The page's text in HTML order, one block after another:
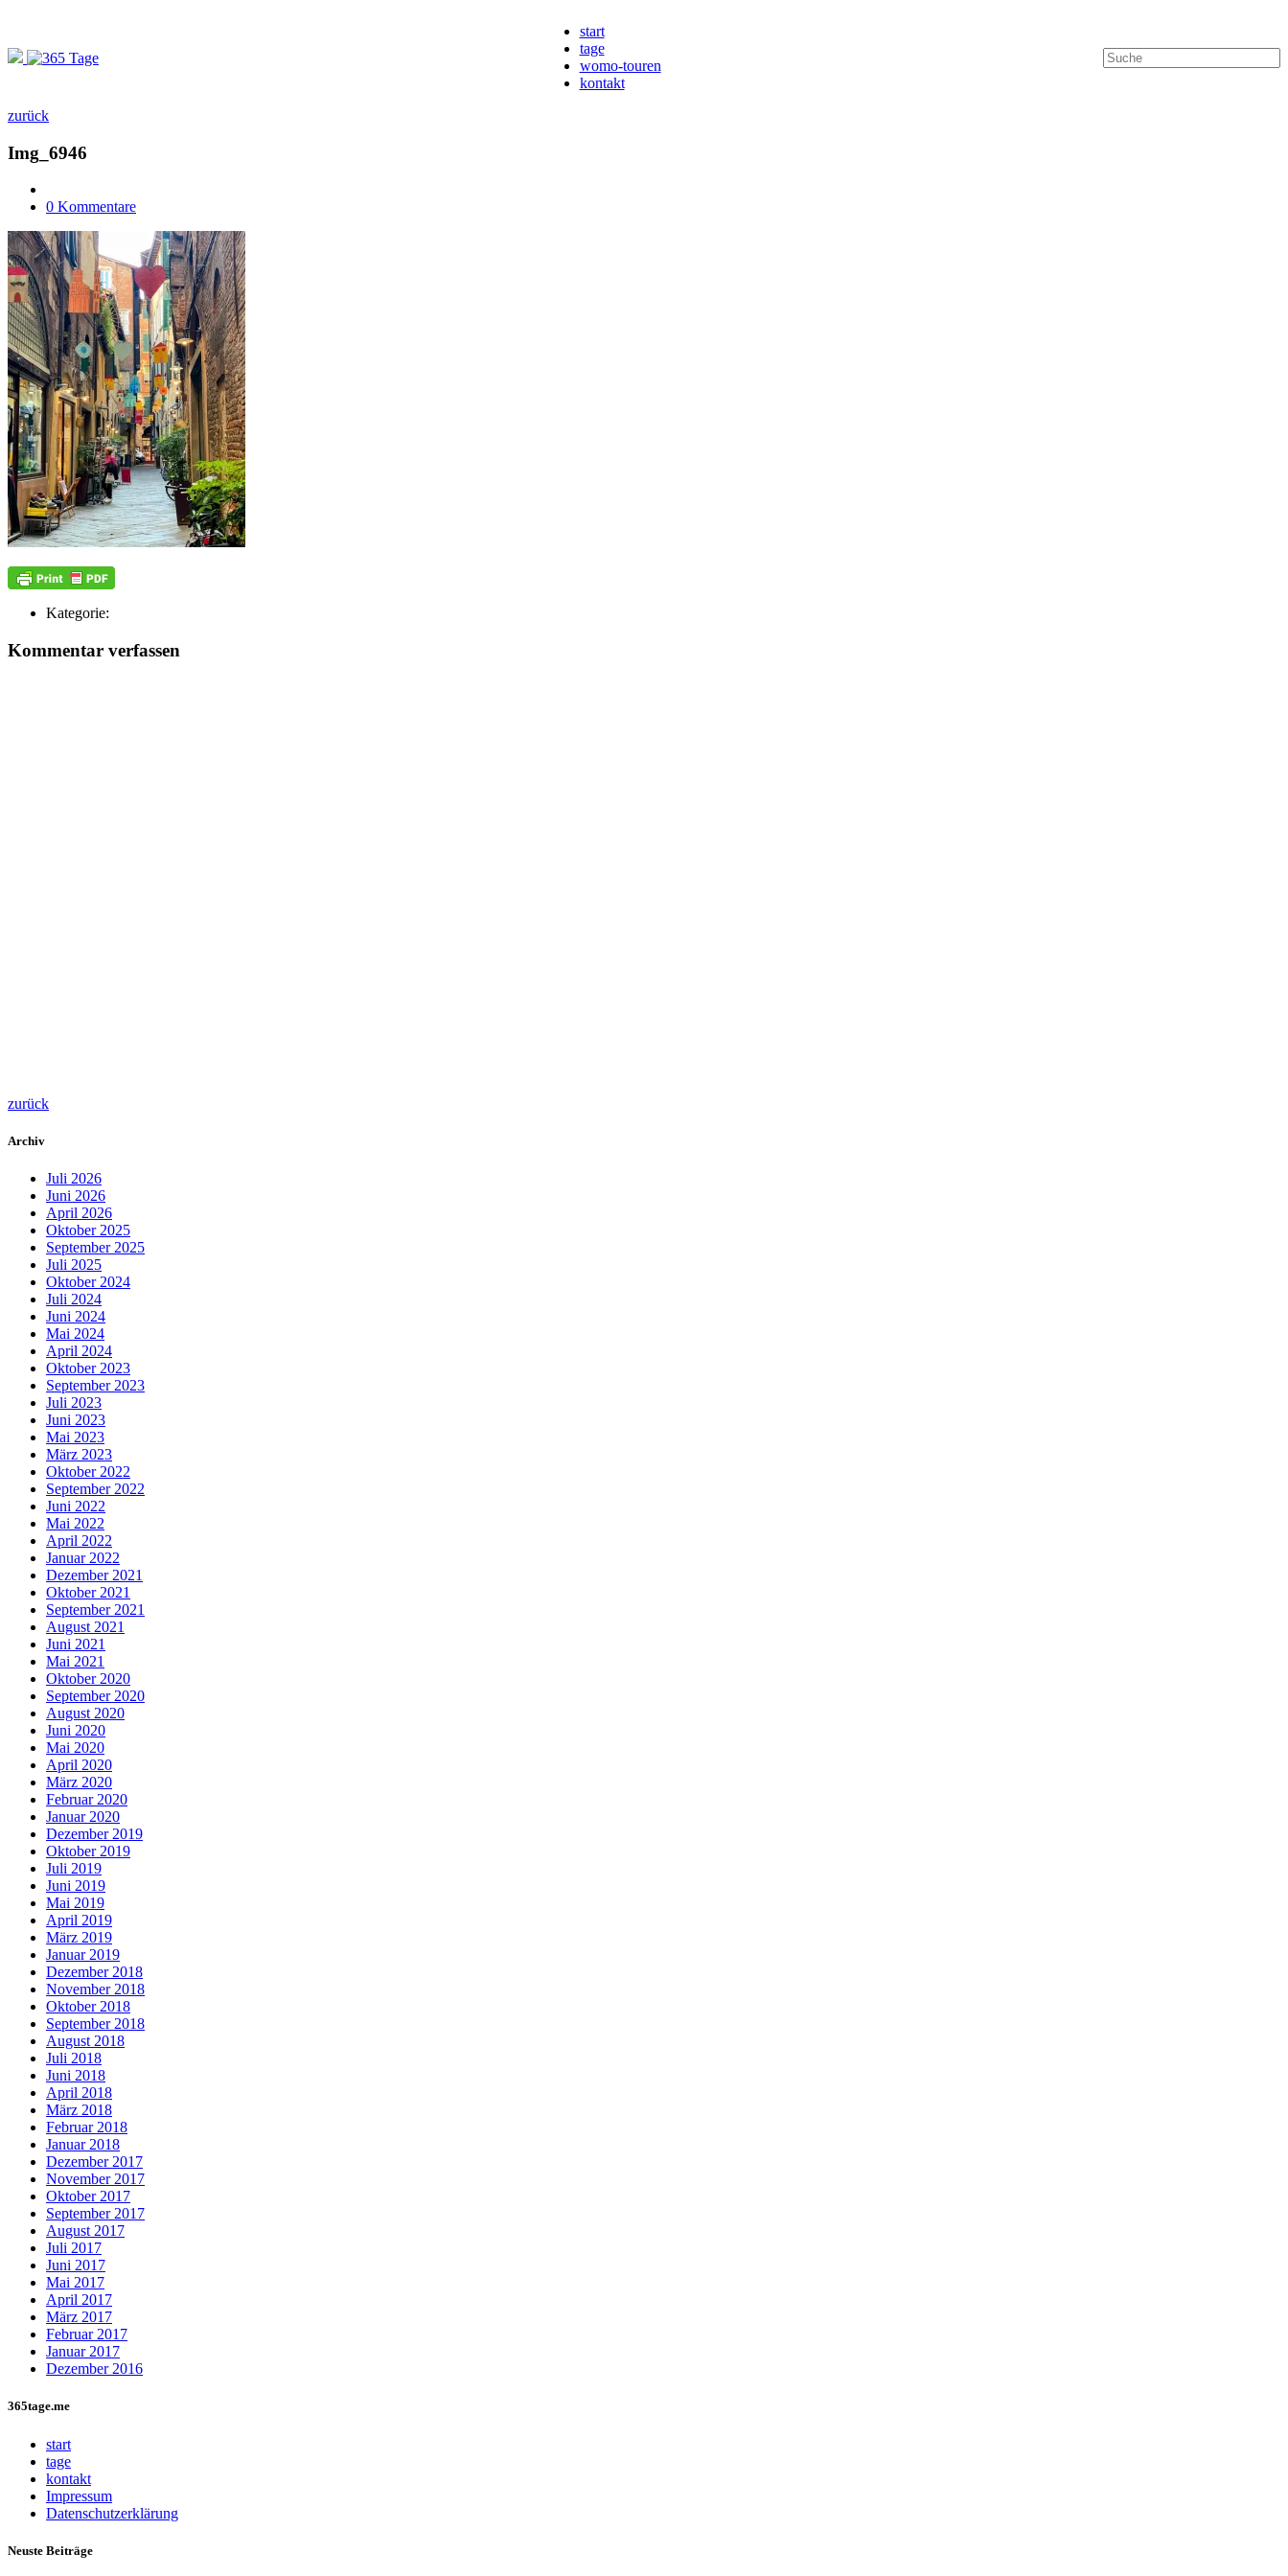
start
tage
womo-touren
kontakt
zurück
Img_6946
0 Kommentare
Kategorie:
Kommentar verfassen
zurück
Archiv
Juli 2026
Juni 2026
April 2026
Oktober 2025
September 2025
Juli 2025
Oktober 2024
Juli 2024
Juni 2024
Mai 2024
April 2024
Oktober 2023
September 2023
Juli 2023
Juni 2023
Mai 2023
März 2023
Oktober 2022
September 2022
Juni 2022
Mai 2022
April 2022
Januar 2022
Dezember 2021
Oktober 2021
September 2021
August 2021
Juni 2021
Mai 2021
Oktober 2020
September 2020
August 2020
Juni 2020
Mai 2020
April 2020
März 2020
Februar 2020
Januar 2020
Dezember 2019
Oktober 2019
Juli 2019
Juni 2019
Mai 2019
April 2019
März 2019
Januar 2019
Dezember 2018
November 2018
Oktober 2018
September 2018
August 2018
Juli 2018
Juni 2018
April 2018
März 2018
Februar 2018
Januar 2018
Dezember 2017
November 2017
Oktober 2017
September 2017
August 2017
Juli 2017
Juni 2017
Mai 2017
April 2017
März 2017
Februar 2017
Januar 2017
Dezember 2016
365tage.me
start
tage
kontakt
Impressum
Datenschutzerklärung
Neuste Beiträge